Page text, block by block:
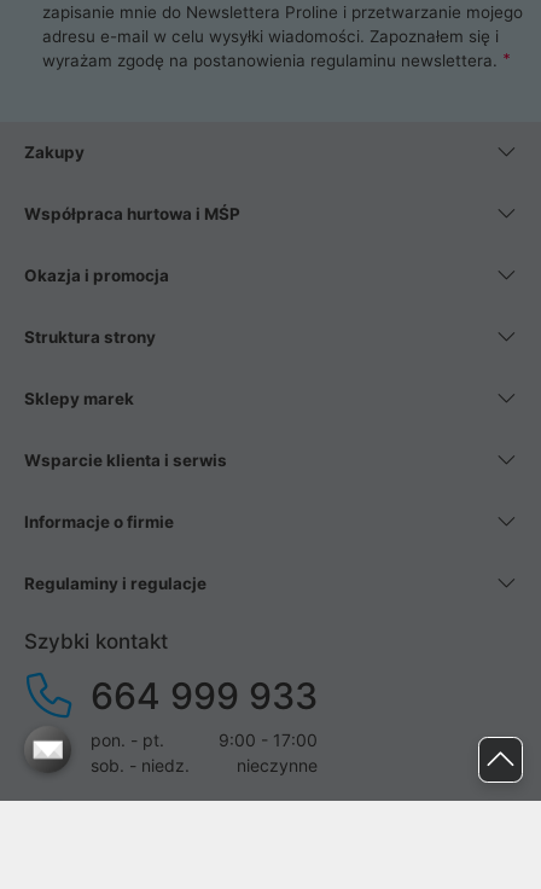
zapisanie mnie do Newslettera Proline i przetwarzanie mojego
adresu e-mail w celu wysyłki wiadomości. Zapoznałem się i
wyrażam zgodę na postanowienia regulaminu newslettera.
Zakupy
Współpraca hurtowa i MŚP
Okazja i promocja
Struktura strony
Sklepy marek
Wsparcie klienta i serwis
Informacje o firmie
Regulaminy i regulacje
Szybki kontakt
664 999 933
pon. - pt.
9:00 - 17:00
sob. - niedz.
nieczynne